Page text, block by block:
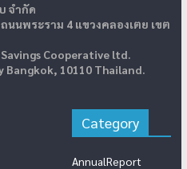
จำกัด
นพระราม 4 แขวงคลองเตย เขต
Cooperative ltd.
Bangkok, 10110 Thailand.
Category
AnnualReport